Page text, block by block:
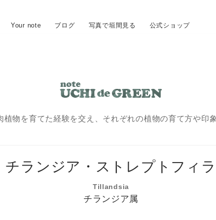
Your note ブログ 写真で垣間見る 公式ショップ
物を育てた経験を交え、 それぞれの植物の育て方や印
チランジア・ストレプトフィラ
Tillandsia
チランジア属